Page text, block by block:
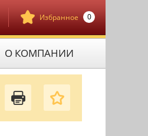
Избранное 0
О КОМПАНИИ